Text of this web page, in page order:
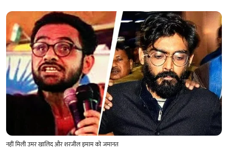
नहीं मिली उमर खालिद और शरजील इमाम को जमानत